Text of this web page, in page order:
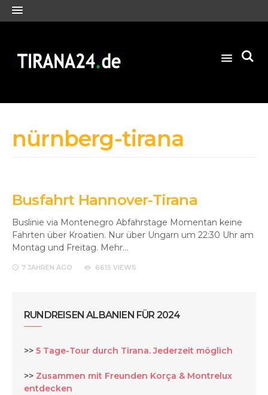
nürnberg-tirana
Busfahrt Hannover-Tirana
Buslinie via Montenegro Abfahrstage Momentan keine
Fahrten über Kroatien. Nur über Ungarn um 22:30 Uhr am
Montag und Freitag. Mehr…
7 JAHREN AGO 6615 VIEWS
RUNDREISEN ALBANIEN FÜR 2024
>> 5 Tage-Tour durch Tirana. Jederzeit möglich
>> Zusammen mit Freunden Korça & Montrelux
entdecken